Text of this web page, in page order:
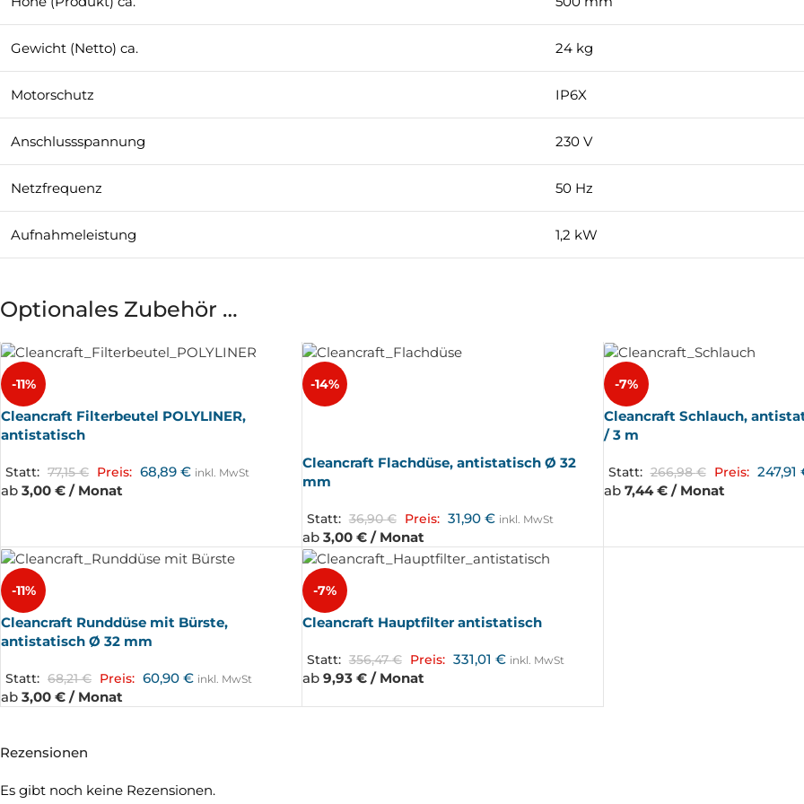
Gewicht (Netto) ca. 24 kg
Motorschutz IP6X
Anschlussspannung 230 V
Netzfrequenz 50 Hz
Aufnahmeleistung 1,2 kW
Optionales Zubehör …
-11%
Cleancraft Filterbeutel POLYLINER,
antistatisch
Statt: 77,15€ Preis: 68,89 € inkl. MwSt
ab 3,00 € / Monat
-14%
Cleancraft Flachdüse, antistatisch Ø 32
mm
Statt: 36,90€ Preis: 31,90 € inkl. MwSt
ab 3,00 € / Monat
-7%
Cleancraft Schlauch,
/ 3 m
Statt: 266,98€ Preis: 247,91
ab 7,44 € / Monat
-11%
Cleancraft Runddüse mit Bürste,
antistatisch Ø 32 mm
Statt: 68,21€ Preis: 60,90 € inkl. MwSt
ab 3,00 € / Monat
-7%
Cleancraft Hauptfilter antistatisch
Statt: 356,47€ Preis: 331,01 € inkl. MwSt
ab 9,93 € / Monat
Rezensionen
Es gibt noch keine Rezensionen.